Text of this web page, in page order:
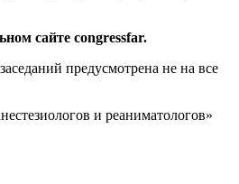
сайте congressfar.
предусмотрена не на все
и реаниматологов»